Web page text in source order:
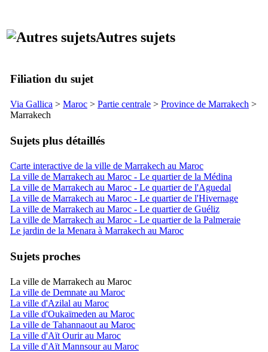
Autres sujets
Filiation du sujet
Via Gallica > Maroc > Partie centrale > Province de Marrakech >
Marrakech
Sujets plus détaillés
Carte interactive de la ville de Marrakech au Maroc
La ville de Marrakech au Maroc - Le quartier de la Médina
La ville de Marrakech au Maroc - Le quartier de l'Aguedal
La ville de Marrakech au Maroc - Le quartier de l'Hivernage
La ville de Marrakech au Maroc - Le quartier de Guéliz
La ville de Marrakech au Maroc - Le quartier de la Palmeraie
Le jardin de la Menara à Marrakech au Maroc
Sujets proches
La ville de Marrakech au Maroc
La ville de Demnate au Maroc
La ville d'Azilal au Maroc
La ville d'Oukaïmeden au Maroc
La ville de Tahannaout au Maroc
La ville d'Aït Ourir au Maroc
La ville d'Aït Mannsour au Maroc